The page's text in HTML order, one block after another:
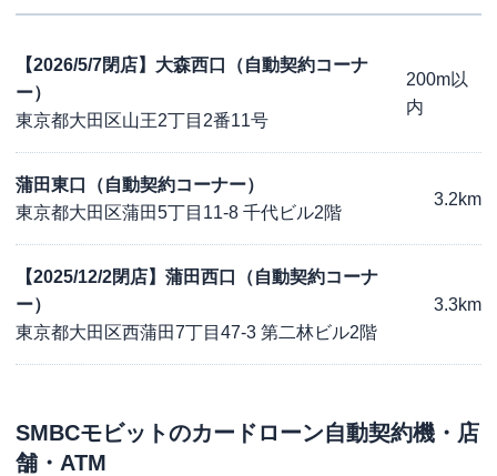
【2026/5/7閉店】大森西口（自動契約コーナ
ー）
東京都大田区山王2丁目2番11号
200m以
内
蒲田東口（自動契約コーナー）
東京都大田区蒲田5丁目11-8 千代ビル2階
3.2km
【2025/12/2閉店】蒲田西口（自動契約コーナ
ー）
東京都大田区西蒲田7丁目47-3 第二林ビル2階
3.3km
SMBCモビットのカードローン自動契約機・店
舗・ATM